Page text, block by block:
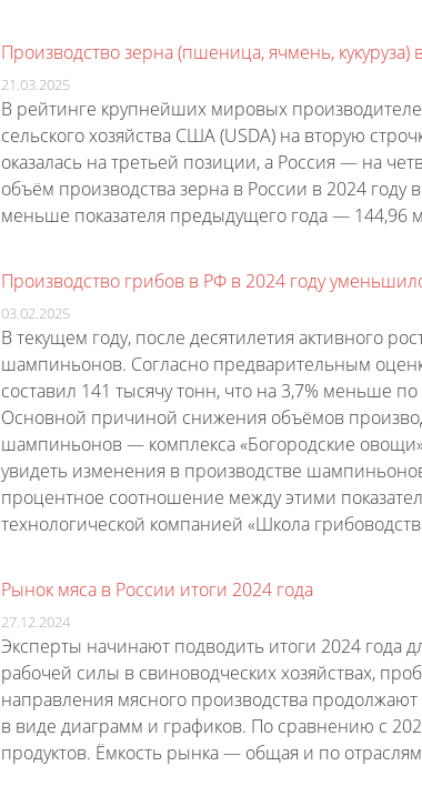
Производство зерна (пшеница, ячмень,
21.03.2025
В рейтинге крупнейших мировых
сельского хозяйства США (USDA) на вторую
оказалась на третьей позиции, а Россия — на
объём производства зерна в России в 2024 году
меньше показателя предыдущего года — 144,96
Производство грибов в РФ в 2024 году
03.02.2025
В текущем году, после десятилетия активного
шампиньонов. Согласно предварительным
составил 141 тысячу тонн, что на 3,7% меньше
Основной причиной снижения объёмов
шампиньонов — комплекса «Богородские
увидеть изменения в производстве
процентное соотношение между этими
технологической компанией «Школа
Рынок мяса в России итоги 2024 года
27.12.2024
Эксперты начинают подводить итоги 2024 года
рабочей силы в свиноводческих хозяйствах,
направления мясного производства
в виде диаграмм и графиков. По сравнению с
продуктов. Ёмкость рынка — общая и по